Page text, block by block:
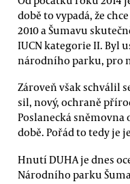
době to vypadá, že
2010 a Šumavu
IUCN kategorie II. Byl
národního parku, pro
Zároveň však schválil
sil, nový, ochraně
Poslanecká
době. Pořád to tedy je
Hnutí DUHA je dnes
Národního parku